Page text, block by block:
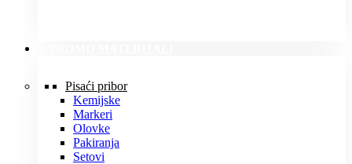
Pisaći pribor
Kemijske
Markeri
Olovke
Pakiranja
Setovi